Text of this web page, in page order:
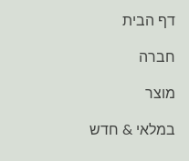
דף הבית
חברה
מוצר
במלאי & חדש